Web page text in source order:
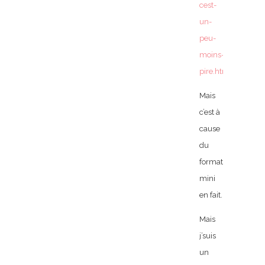
cest-
un-
peu-
moins-
pire.html
Mais
c’est à
cause
du
format
mini
en fait.
Mais
j’suis
un